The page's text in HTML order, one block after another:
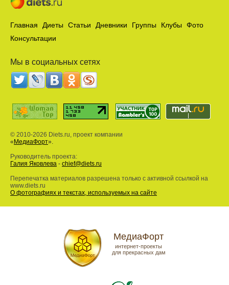
Главная Диеты Статьи Дневники Группы Клубы
Фото
Консультации
Мы в социальных сетях
© 2010-2026 Diets.ru, проект компании
«МедиаФорт».
Руководитель проекта:
Галия Яковлева - chief@diets.ru
Перепечатка материалов разрешена только с активной ссылкой на
www.diets.ru
О фотографиях и текстах, используемых на сайте
МедиаФорт
интернет-проекты
для прекрасных дам